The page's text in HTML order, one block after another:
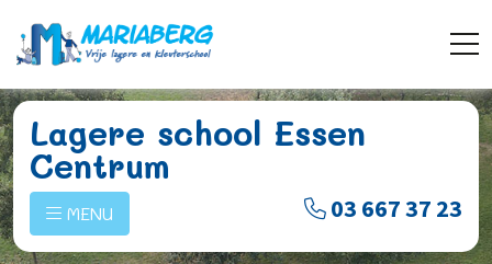
Lagere school Essen
Centrum
MENU 03 667 37 23